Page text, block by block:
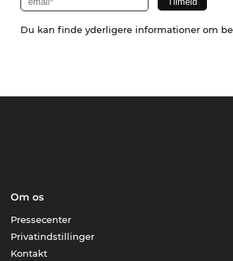
Du kan finde yderligere informationer om
Om os
Pressecenter
Privatindstillinger
Kontakt